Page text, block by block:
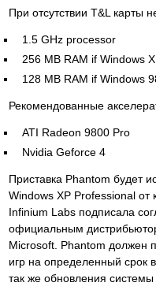
При отсутствии T&L карты
1.5 GHz processor
256 MB RAM if Windows
128 MB RAM if Windows
Рекомендованные
ATI Radeon 9800 Pro
Nvidia Geforce 4
Приставка Phantom будет
Windows XP Professional
Infinium Labs подписала
официальным
Microsoft. Phantom должен
игр на определенный срок
так же обновления системы